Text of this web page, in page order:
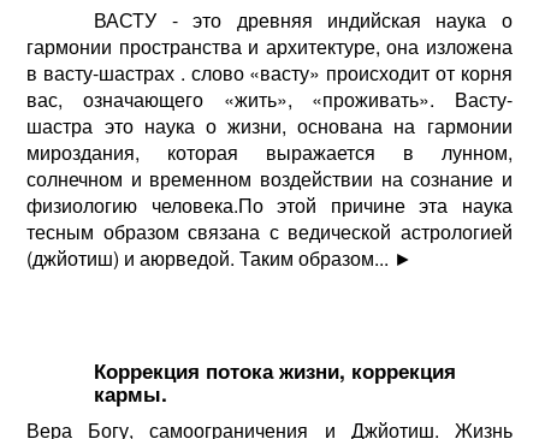
ВАСТУ - это древняя индийская наука о
гармонии пространства и архитектуре, она изложена
в васту-шастрах . слово «васту» происходит от корня
вас, означающего «жить», «проживать». Васту-
шастра это наука о жизни, основана на гармонии
мироздания, которая выражается в лунном,
солнечном и временном воздействии на сознание и
физиологию человека.По этой причине эта наука
тесным образом связана с ведической астрологией
(джйотиш) и аюрведой. Таким образом... ►
Коррекция потока жизни, коррекция
кармы.
Вера Богу, самоограничения и Джйотиш. Жизнь